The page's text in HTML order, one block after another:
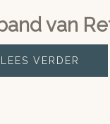
van
LEES VERDER